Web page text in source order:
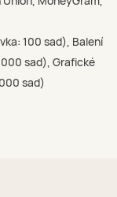
100 sad), Balení
sad), Grafické
sad)